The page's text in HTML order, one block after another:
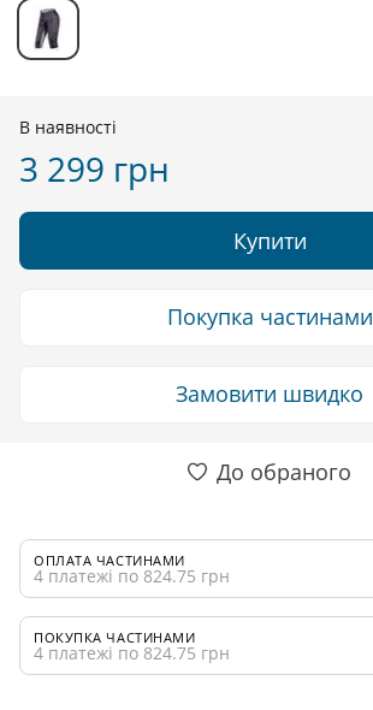
В наявності
3 299 грн
Купити
Покупка частинами
Замовити швидко
До обраного
ОПЛАТА ЧАСТИНАМИ
4 платежі по 824.75 грн
ПОКУПКА ЧАСТИНАМИ
4 платежі по 824.75 грн